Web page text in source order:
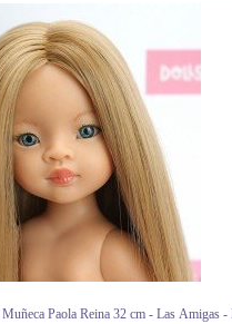
Muñeca Paola Reina 32 cm - Las Amigas